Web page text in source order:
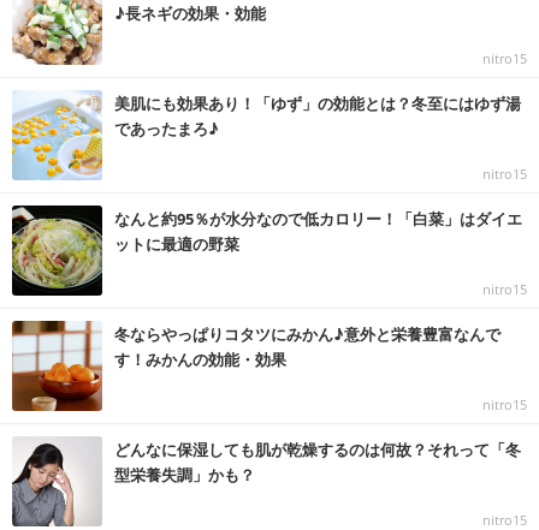
♪長ネギの効果・効能
nitro15
美肌にも効果あり！「ゆず」の効能とは？冬至にはゆず湯
であったまろ♪
nitro15
なんと約95％が水分なので低カロリー！「白菜」はダイエ
ットに最適の野菜
nitro15
冬ならやっぱりコタツにみかん♪意外と栄養豊富なんで
す！みかんの効能・効果
nitro15
どんなに保湿しても肌が乾燥するのは何故？それって「冬
型栄養失調」かも？
nitro15